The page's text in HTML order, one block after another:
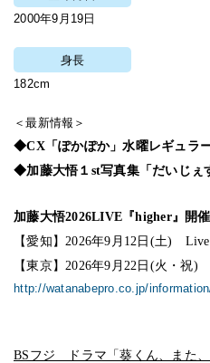
2000年9月19日
身長
182cm
＜最新情報＞
◆CX「ぽかぽか」水曜レギュラ
◆加藤大悟１st写真集「だいじぇ
加藤大悟2026LIVE『higher』開催
【愛知】2026年9月12日(土)
【東京】2026年9月22日(火・祝)
http://watanabepro.co.jp/
BSフジ ドラマ「葵くん、また、